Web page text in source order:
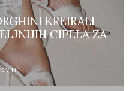
KREIRALI
CIPELA ZA